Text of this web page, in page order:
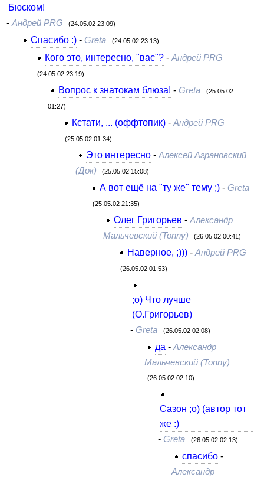
Бюском!
- Андрей PRG (24.05.02 23:09)
Спасибо :) -Greta (24.05.02 23:13)
Кого это, интересно, "вас"?- Андрей PRG
(24.05.02 23:19)
Вопрос к знатокам блюза! - Greta (25.05.02
01:27)
Кстати, ... (оффтопик) -Андрей PRG
(25.05.02 01:34)
Это интересно- Алексей Аграновский
(Док)
(25.05.02 15:08)
А вот ещё на "ту же" тему ;) -Greta
(25.05.02 21:35)
Олег Григорьев - Александр
Мальчевский (Tonny)
(26.05.02 00:41)
Наверное, ;)))- Андрей PRG
(26.05.02 01:53)
;о) Что лучше
(О.Григорьев)
-Greta (26.05.02 02:08)
да - Александр
Мальчевский (Tonny)
(26.05.02 02:10)
Сазон ;о) (автор тот
же :)
-Greta (26.05.02 02:13)
спасибо -
Александр